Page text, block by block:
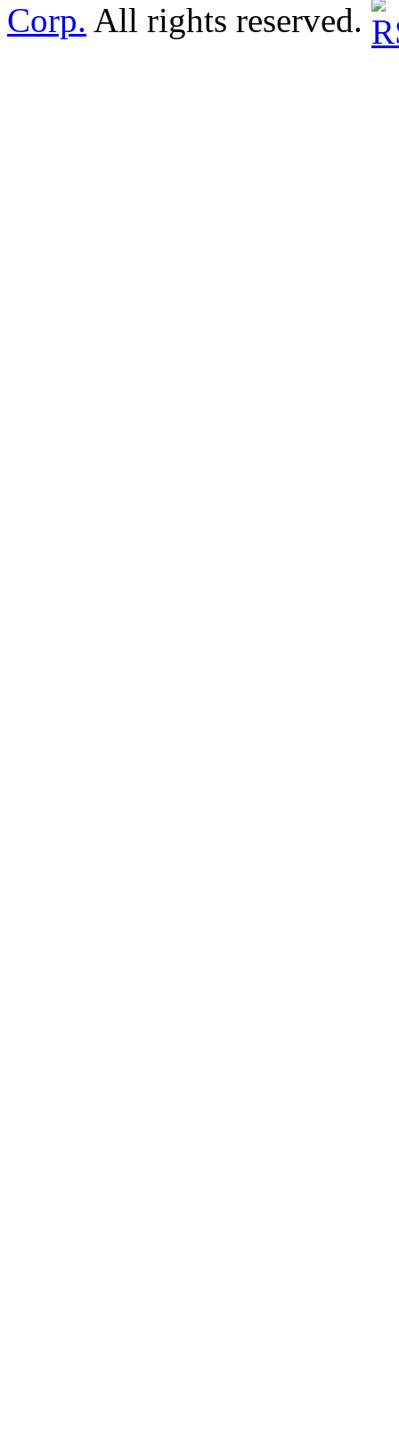
Corp. All rights reserved.